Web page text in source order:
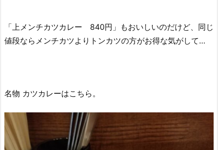
「上メンチカツカレー 840円」もおいしいのだけど、同じ
値段ならメンチカツよりトンカツの方がお得な気がして…
名物 カツカレーはこちら。